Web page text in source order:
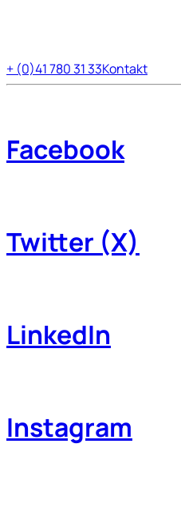
+ (0)41 780 31 33Kontakt
Facebook
Twitter (X)
LinkedIn
Instagram